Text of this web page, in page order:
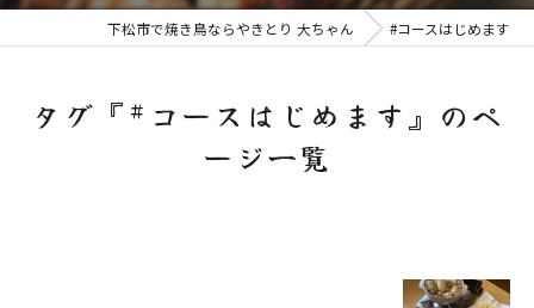
下松市で焼き鳥ならやきとり 大ちゃん #コースはじめます
タグ『#コースはじめます』のペ
ージ一覧